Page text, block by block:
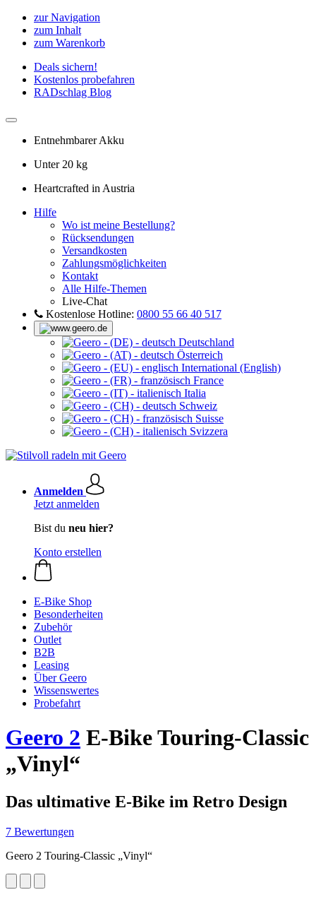
zur Navigation
zum Inhalt
zum Warenkorb
Deals sichern!
Kostenlos probefahren
RADschlag Blog
Entnehmbarer Akku
Unter 20 kg
Heartcrafted in Austria
Hilfe
Wo ist meine Bestellung?
Rücksendungen
Versandkosten
Zahlungsmöglichkeiten
Kontakt
Alle Hilfe-Themen
Live-Chat
Kostenlose Hotline: 0800 55 66 40 517
Deutschland
Österreich
International (English)
France
Italia
Schweiz
Suisse
Svizzera
Anmelden
Jetzt anmelden
Bist du neu hier?
Konto erstellen
E-Bike Shop
Besonderheiten
Zubehör
Outlet
B2B
Leasing
Über Geero
Wissenswertes
Probefahrt
Geero 2 E-Bike Touring-Classic
„Vinyl“
Das ultimative E-Bike im Retro Design
7 Bewertungen
Geero 2 Touring-Classic „Vinyl“